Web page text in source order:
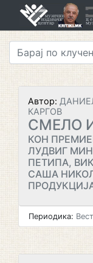
Автор:
КАРГОВ
СМЕЛО
КОН
ЛУДВИГ
ПЕТИПА,
САША
Периодика: Вест